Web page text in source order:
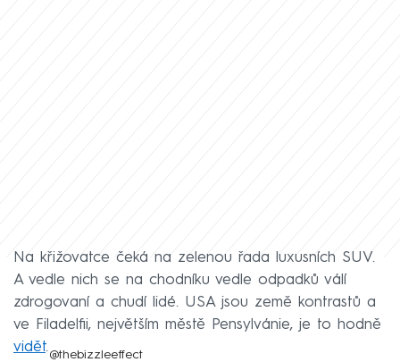
Na křižovatce čeká na zelenou řada luxusních SUV.
A vedle nich se na chodníku vedle odpadků válí
zdrogovaní a chudí lidé. USA jsou země kontrastů a
ve Filadelfii, největším městě Pensylvánie, je to hodně
vidět.@thebizzleeffect